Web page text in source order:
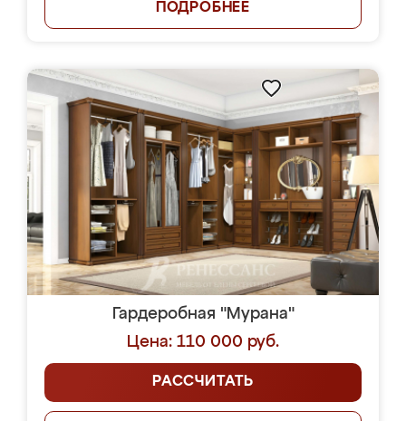
ПОДРОБНЕЕ
Гардеробная "Мурана"
Цена: 110 000 руб.
РАССЧИТАТЬ